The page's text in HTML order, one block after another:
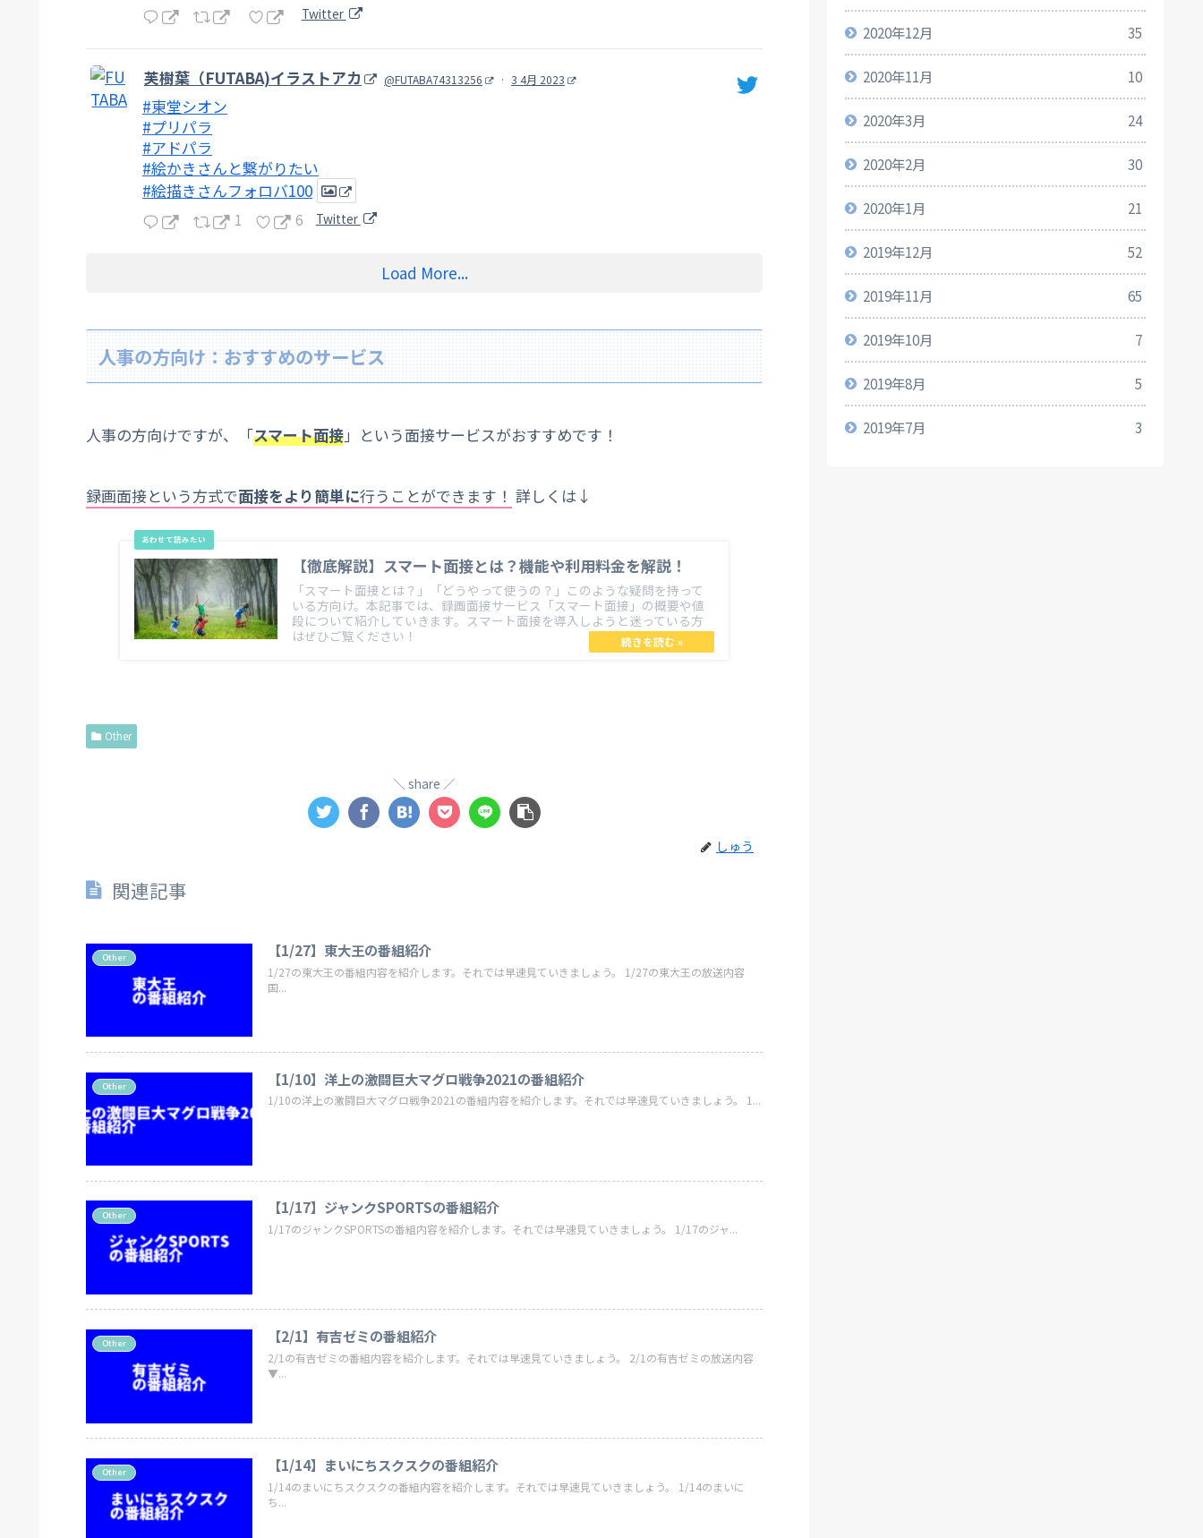
Twitter
芙樹葉（FUTABA)イラストアカ @FUTABA74313256 · 3 4月 2023
#東堂シオン
#プリパラ
#アドパラ
#絵かきさんと繋がりたい
#絵描きさんフォロバ100
1 6 Twitter
Load More...
人事の方向け：おすすめのサービス
人事の方向けですが、「スマート面接」という面接サービスがおすすめです！
録画面接という方式で面接をより簡単に行うことができます！ 詳しくは↓
【徹底解説】スマート面接とは？機能や利用料金を解説！
「スマート面接とは？」「どうやって使うの？」このような疑問を持って
いる方向け。本記事では、録画面接サービス「スマート面接」の概要や値
段について紹介していきます。スマート面接を導入しようと迷っている方
はぜひご覧ください！
Other
share
しゅう
関連記事
Other 【1/27】東大王の番組紹介
1/27の東大王の番組内容を紹介します。それでは早速見ていきましょう。 1/27の東大王の放送内容
国...
Other 【1/10】洋上の激闘巨大マグロ戦争2021の番組紹介
1/10の洋上の激闘巨大マグロ戦争2021の番組内容を紹介します。それでは早速見ていきましょう。 1...
Other 【1/17】ジャンクSPORTSの番組紹介
1/17のジャンクSPORTSの番組内容を紹介します。それでは早速見ていきましょう。 1/17のジャ...
Other 【2/1】有吉ゼミの番組紹介
2/1の有吉ゼミの番組内容を紹介します。それでは早速見ていきましょう。 2/1の有吉ゼミの放送内容
▼...
Other 【1/14】まいにちスクスクの番組紹介
1/14のまいにちスクスクの番組内容を紹介します。それでは早速見ていきましょう。 1/14のまいに
ち...
2020年12月 35
2020年11月 10
2020年3月 24
2020年2月 30
2020年1月 21
2019年12月 52
2019年11月 65
2019年10月 7
2019年8月 5
2019年7月 3